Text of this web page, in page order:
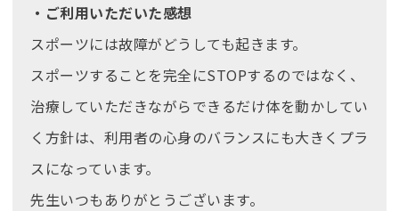
・ご利用いただいた感想
スポーツには故障がどうしても起きます。
スポーツすることを完全にSTOPするのではなく、
治療していただきながらできるだけ体を動かしてい
く方針は、利用者の心身のバランスにも大きくプラ
スになっています。
先生いつもありがとうございます。